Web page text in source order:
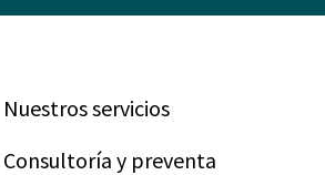
Nuestros servicios
Consultoría y preventa